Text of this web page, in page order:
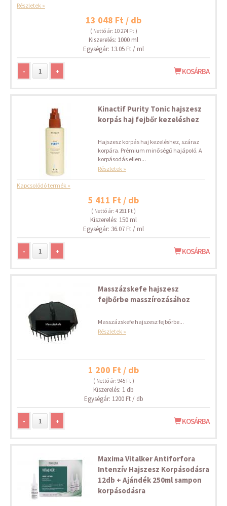
Részletek »
13 048 Ft / db
( Nettó ár: 10 274 Ft )
Kiszerelés: 1000 ml
Egységár: 13.05 Ft / ml
- + KOSÁRBA
Kinactif Purity Tonic hajszesz
korpás haj fejbőr kezeléshez
Hajszesz korpás haj kezeléshez, száraz
korpára. Prémium minőségű hajápoló. A
korpásodás ellen...
Részletek »
Kapcsolódó termék »
5 411 Ft / db
( Nettó ár: 4 261 Ft )
Kiszerelés: 150 ml
Egységár: 36.07 Ft / ml
- + KOSÁRBA
Masszázskefe hajszesz
fejbőrbe masszírozásához
Masszázskefe hajszesz fejbőrbe...
Részletek »
1 200 Ft / db
( Nettó ár: 945 Ft )
Kiszerelés: 1 db
Egységár: 1200 Ft / db
- + KOSÁRBA
Maxima Vitalker Antiforfora
Intenzív Hajszesz Korpásodásra
12db + Ajándék 250ml sampon
korpásodásra